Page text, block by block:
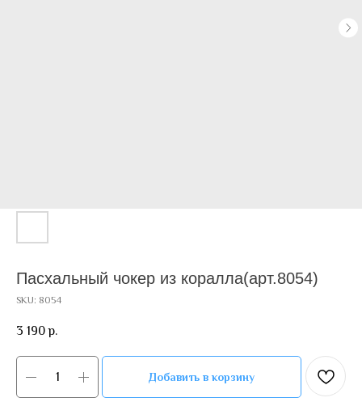
Пасхальный чокер из коралла(арт.8054)
SKU: 8054
3 190 р.
Добавить в корзину